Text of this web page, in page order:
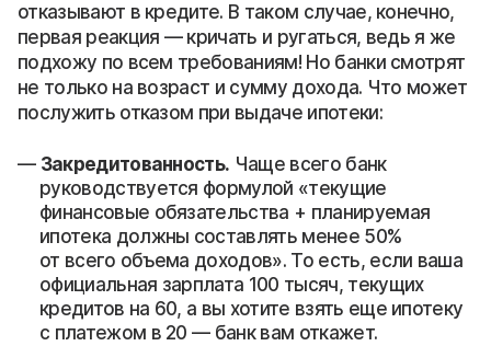
отказывают в кредите. В таком случае, конечно,
первая реакция — кричать и ругаться, ведь я же
подхожу по всем требованиям! Но банки смотрят
не только на возраст и сумму дохода. Что может
послужить отказом при выдаче ипотеки:
Закредитованность. Чаще всего банк
руководствуется формулой «текущие
финансовые обязательства + планируемая
ипотека должны составлять менее 50%
от всего объема доходов». То есть, если ваша
официальная зарплата 100 тысяч, текущих
кредитов на 60, а вы хотите взять еще ипотеку
с платежом в 20 — банк вам откажет.